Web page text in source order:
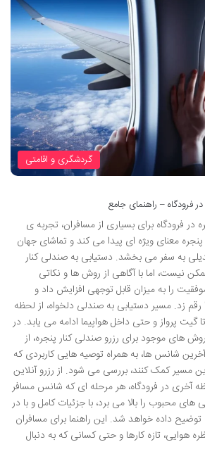
گردشگری و اقامتی
فرودگاه – راهنمای جامع
فرودگاه برای بسیاری از مسافران، تجربه ی
پنجره معنای ویژه ای پیدا می کند و تماشای جهان
به سفر می بخشد. دستیابی به صندلی کنار
نیست، اما با آگاهی از روش ها و نکاتی
را به میزان قابل توجهی افزایش داد و
رقم زد. مسیر دستیابی به صندلی دلخواه، از لحظه
گیت پرواز و حتی داخل هواپیما ادامه می یابد. در
های موجود برای رزرو صندلی کنار پنجره، از
شانس ها، به همراه توصیه هایی کاربردی که
مسیر کمک کنند، بررسی می شود. از رزرو آنلاین
آخری در فرودگاه، هر مرحله ای که شانس مسافر
محبوب را بالا می برد، با جزئیات کامل و با در
توضیح داده خواهد شد. این راهنما برای مسافران
هوایی، تازه کارها و حتی کسانی که به دنبال